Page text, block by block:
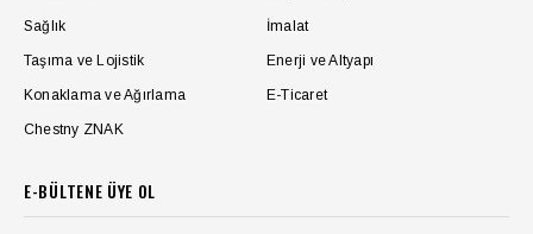
Sağlık İmalat
Taşıma ve Lojistik Enerji ve Altyapı
Konaklama ve Ağırlama E-Ticaret
Chestny ZNAK
E-BÜLTENE ÜYE OL